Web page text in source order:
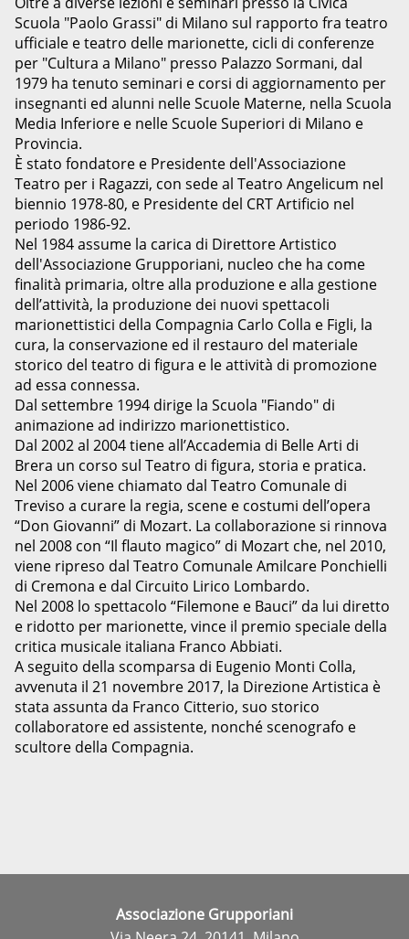
Scuola "Paolo Grassi" di Milano sul rapporto fra teatro
ufficiale e teatro delle marionette, cicli di conferenze
per "Cultura a Milano" presso Palazzo Sormani, dal
1979 ha tenuto seminari e corsi di aggiornamento per
insegnanti ed alunni nelle Scuole Materne, nella Scuola
Media Inferiore e nelle Scuole Superiori di Milano e
Provincia.
È stato fondatore e Presidente dell'Associazione
Teatro per i Ragazzi, con sede al Teatro Angelicum nel
biennio 1978-80, e Presidente del CRT Artificio nel
periodo 1986-92.
Nel 1984 assume la carica di Direttore Artistico
dell'Associazione Grupporiani, nucleo che ha come
finalità primaria, oltre alla produzione e alla gestione
dell’attività, la produzione dei nuovi spettacoli
marionettistici della Compagnia Carlo Colla e Figli, la
cura, la conservazione ed il restauro del materiale
storico del teatro di figura e le attività di promozione
ad essa connessa.
Dal settembre 1994 dirige la Scuola "Fiando" di
animazione ad indirizzo marionettistico.
Dal 2002 al 2004 tiene all’Accademia di Belle Arti di
Brera un corso sul Teatro di figura, storia e pratica.
Nel 2006 viene chiamato dal Teatro Comunale di
Treviso a curare la regia, scene e costumi dell’opera
“Don Giovanni” di Mozart. La collaborazione si rinnova
nel 2008 con “Il flauto magico” di Mozart che, nel 2010,
viene ripreso dal Teatro Comunale Amilcare Ponchielli
di Cremona e dal Circuito Lirico Lombardo.
Nel 2008 lo spettacolo “Filemone e Bauci” da lui diretto
e ridotto per marionette, vince il premio speciale della
critica musicale italiana Franco Abbiati.
A seguito della scomparsa di Eugenio Monti Colla,
avvenuta il 21 novembre 2017, la Direzione Artistica è
stata assunta da Franco Citterio, suo storico
collaboratore ed assistente, nonché scenografo e
scultore della Compagnia.
Associazione Grupporiani